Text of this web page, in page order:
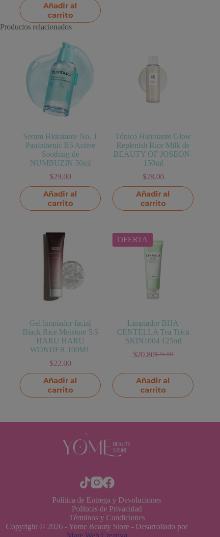
Añadir al
carrito
Productos relacionados
Serum Hidratante No. 1
Pantothenic B5 Active
Soothing de
NUMBUZIN 50ml
$29.00
Añadir al
carrito
Tónico Hidratante Glow
Replenish Rice Milk de
BEAUTY OF JOSEON-
150ml
$28.00
Añadir al
carrito
Gel limpiador facial
Black Rice Moisture 5.5
HARU HARU
WONDER 100ML
$22.00
Añadir al
carrito
OFERTA
Limpiador BHA
CENTELLA Tea Trica
SKIN1004 125ml
$25.00
El
original
era:
$25.00.
$20.80El
actual
es:
$20.80.
Añadir al
carrito
Política de Entrega y Devoluciones
Políticas de Privacidad
Términos y Condiciones
Copyright © 2026 - Yome Beauty Store - Desarrollado por
Mare Web Creativa